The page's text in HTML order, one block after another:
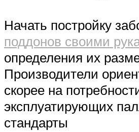
Начать постройку
поддонов своими
определения их
Производители
скорее на
эксплуатирующих
стандарты